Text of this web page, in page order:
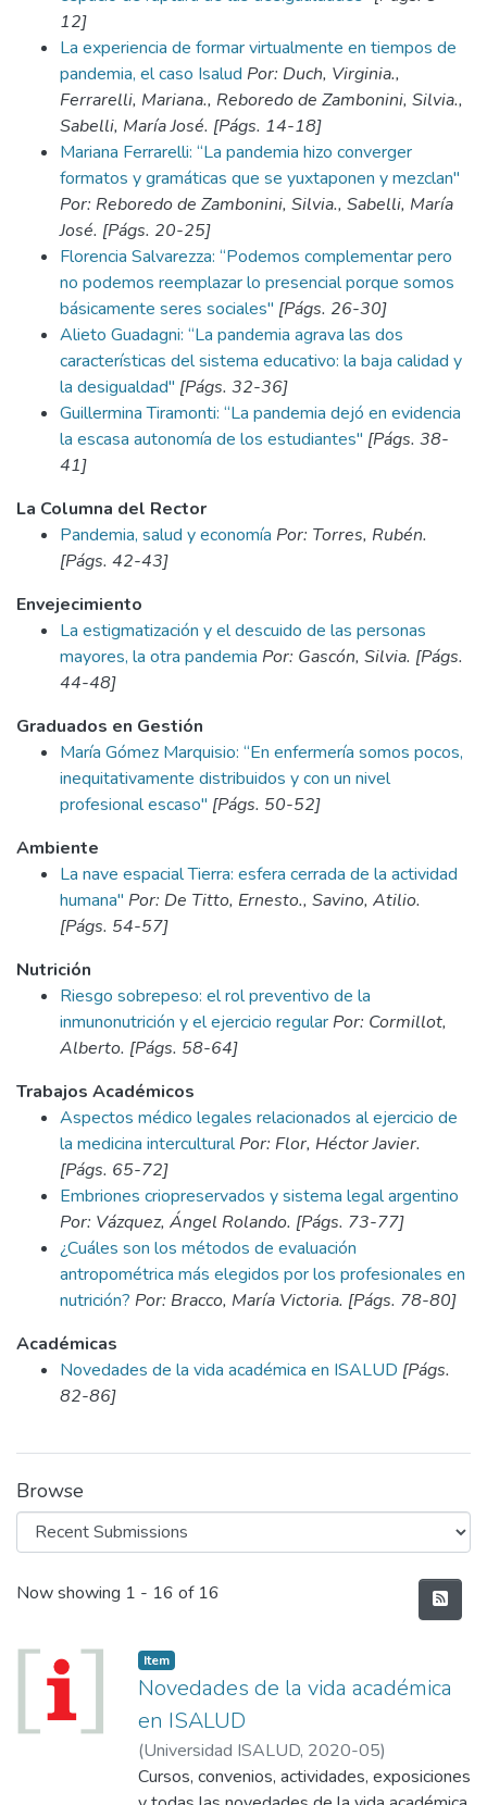
12]
La experiencia de formar virtualmente en tiempos de
pandemia, el caso Isalud Por: Duch, Virginia.,
Ferrarelli, Mariana., Reboredo de Zambonini, Silvia.,
Sabelli, María José. [Págs. 14-18]
Mariana Ferrarelli: “La pandemia hizo converger
formatos y gramáticas que se yuxtaponen y mezclan"
Por: Reboredo de Zambonini, Silvia., Sabelli, María
José. [Págs. 20-25]
Florencia Salvarezza: “Podemos complementar pero
no podemos reemplazar lo presencial porque somos
básicamente seres sociales" [Págs. 26-30]
Alieto Guadagni: “La pandemia agrava las dos
características del sistema educativo: la baja calidad y
la desigualdad" [Págs. 32-36]
Guillermina Tiramonti: “La pandemia dejó en evidencia
la escasa autonomía de los estudiantes" [Págs. 38-
41]
La Columna del Rector
Pandemia, salud y economía Por: Torres, Rubén.
[Págs. 42-43]
Envejecimiento
La estigmatización y el descuido de las personas
mayores, la otra pandemia Por: Gascón, Silvia. [Págs.
44-48]
Graduados en Gestión
María Gómez Marquisio: “En enfermería somos pocos,
inequitativamente distribuidos y con un nivel
profesional escaso" [Págs. 50-52]
Ambiente
La nave espacial Tierra: esfera cerrada de la actividad
humana" Por: De Titto, Ernesto., Savino, Atilio.
[Págs. 54-57]
Nutrición
Riesgo sobrepeso: el rol preventivo de la
inmunonutrición y el ejercicio regular Por: Cormillot,
Alberto. [Págs. 58-64]
Trabajos Académicos
Aspectos médico legales relacionados al ejercicio de
la medicina interculturalPor: Flor, Héctor Javier.
[Págs. 65-72]
Embriones criopreservados y sistema legal argentino
Por: Vázquez, Ángel Rolando. [Págs. 73-77]
¿Cuáles son los métodos de evaluación
antropométrica más elegidos por los profesionales en
nutrición? Por: Bracco, María Victoria. [Págs. 78-80]
Académicas
Novedades de la vida académica en ISALUD [Págs.
82-86]
Browse
Recent Submissions
Now showing 1 - 16 of 16
Item
Novedades de la vida académica
en ISALUD
(Universidad ISALUD, 2020-05)
Cursos, convenios, actividades, exposiciones